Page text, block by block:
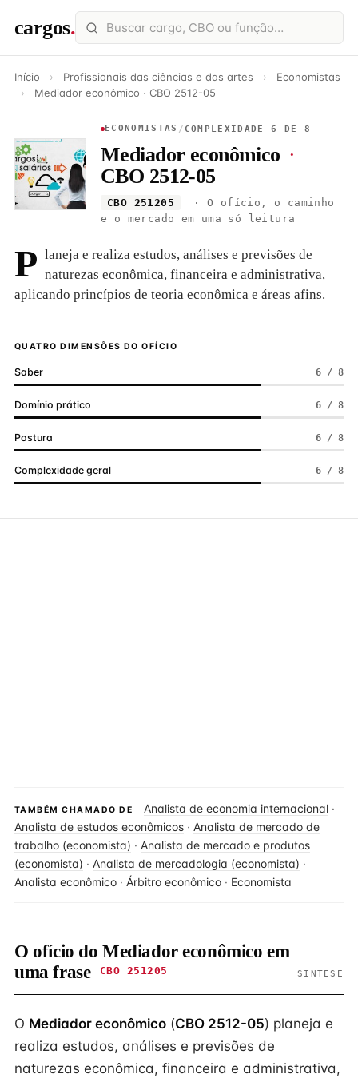
cargos.
Início › Profissionais das ciências e das artes ›
Economistas
›
Mediador econômico · CBO 2512-05
ECONOMISTAS / COMPLEXIDADE 6 DE 8
Mediador econômico ·
CBO 2512-05
CBO 251205
· O ofício, o caminho
e o mercado em uma só leitura
P laneja e realiza estudos, análises e previsões de
naturezas econômica, financeira e administrativa,
aplicando princípios de teoria econômica e áreas afins.
QUATRO DIMENSÕES DO OFÍCIO
Saber 6 / 8
Domínio prático 6 / 8
Postura 6 / 8
Complexidade geral 6 / 8
TAMBÉM CHAMADO DE Analista de economia internacional ·
Analista de estudos econômicos · Analista de mercado de
trabalho (economista) · Analista de mercado e produtos
(economista) · Analista de mercadologia (economista) ·
Analista econômico · Árbitro econômico · Economista
O ofício do Mediador econômico em
uma frase
CBO 251205 SÍNTESE
O Mediador econômico (CBO 2512-05) planeja e
realiza estudos, análises e previsões de
naturezas econômica, financeira e administrativa,